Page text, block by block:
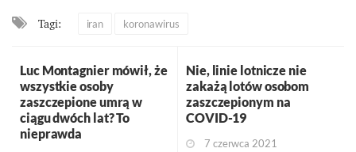
Tagi: iran koronawirus
Luc Montagnier mówił, że
wszystkie osoby
zaszczepione umrą w
ciągu dwóch lat? To
nieprawda
Nie, linie lotnicze nie
zakażą lotów osobom
zaszczepionym na
COVID-19
7 czerwca 2021